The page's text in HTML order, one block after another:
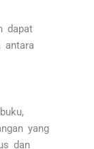
dapat
antara
yang
dan